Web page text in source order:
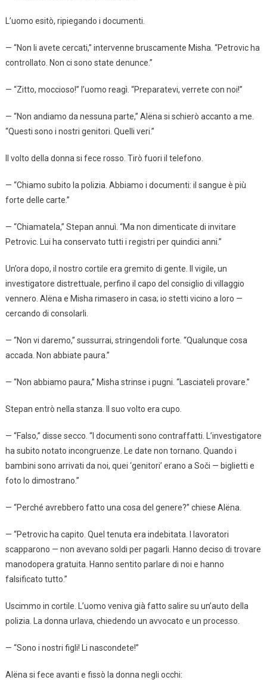
L’uomo esitò, ripiegando i documenti.
— “Non li avete cercati,” intervenne bruscamente Misha. “Petrovic ha
controllato. Non ci sono state denunce.”
— “Zitto, moccioso!” l’uomo reagì. “Preparatevi, verrete con noi!”
— “Non andiamo da nessuna parte,” Alëna si schierò accanto a me.
“Questi sono i nostri genitori. Quelli veri.”
Il volto della donna si fece rosso. Tirò fuori il telefono.
— “Chiamo subito la polizia. Abbiamo i documenti: il sangue è più
forte delle carte.”
— “Chiamatela,” Stepan annuì. “Ma non dimenticate di invitare
Petrovic. Lui ha conservato tutti i registri per quindici anni.”
Un’ora dopo, il nostro cortile era gremito di gente. Il vigile, un
investigatore distrettuale, perfino il capo del consiglio di villaggio
vennero. Alëna e Misha rimasero in casa; io stetti vicino a loro —
cercando di consolarli.
— “Non vi daremo,” sussurrai, stringendoli forte. “Qualunque cosa
accada. Non abbiate paura.”
— “Non abbiamo paura,” Misha strinse i pugni. “Lasciateli provare.”
Stepan entrò nella stanza. Il suo volto era cupo.
— “Falso,” disse secco. “I documenti sono contraffatti. L’investigatore
ha subito notato incongruenze. Le date non tornano. Quando i
bambini sono arrivati da noi, quei ‘genitori’ erano a Soči — biglietti e
foto lo dimostrano.”
— “Perché avrebbero fatto una cosa del genere?” chiese Alëna.
— “Petrovic ha capito. Quel tenuta era indebitata. I lavoratori
scapparono — non avevano soldi per pagarli. Hanno deciso di trovare
manodopera gratuita. Hanno sentito parlare di noi e hanno
falsificato tutto.”
Uscimmo in cortile. L’uomo veniva già fatto salire su un’auto della
polizia. La donna urlava, chiedendo un avvocato e un processo.
— “Sono i nostri figli! Li nascondete!”
Alëna si fece avanti e fissò la donna negli occhi: